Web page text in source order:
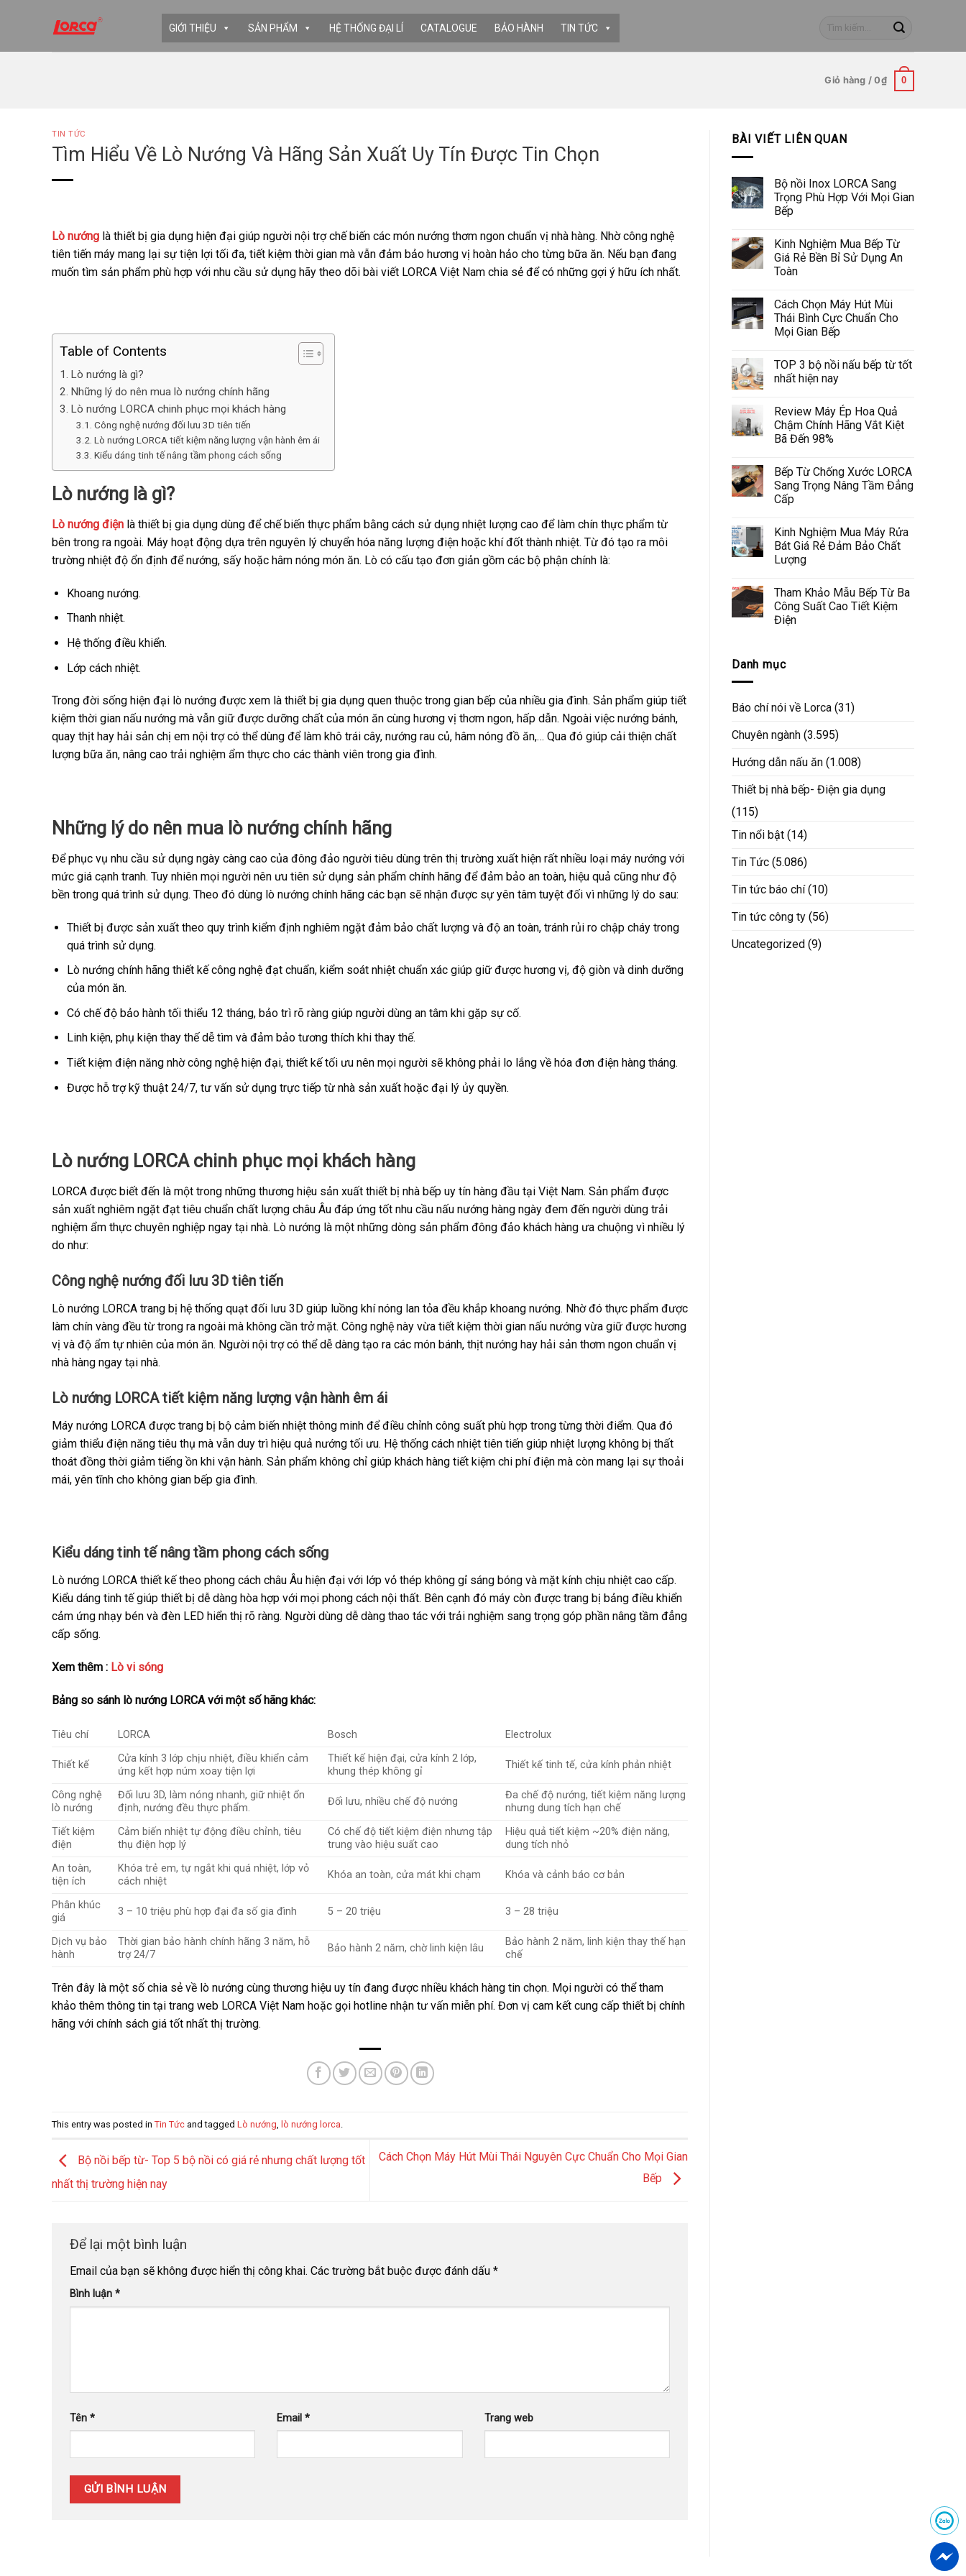
GIỚI THIỆU SẢN PHẨM HỆ THỐNG ĐẠI LÍ CATALOGUE BẢO HÀNH TIN TỨC
Tìm
Giỏ hàng /0₫ 0
TIN TỨC
Tìm Hiểu Về Lò Nướng Và Hãng Sản Xuất Uy Tín Được Tin Chọn
Lò nướng là thiết bị gia dụng hiện đại giúp người nội trợ chế biến các món nướng thơm ngon chuẩn vị nhà hàng. Nhờ công nghệ
tiên tiến máy mang lại sự tiện lợi tối đa, tiết kiệm thời gian mà vẫn đảm bảo hương vị hoàn hảo cho từng bữa ăn. Nếu bạn đang
muốn tìm sản phẩm phù hợp với nhu cầu sử dụng hãy theo dõi bài viết LORCA Việt Nam chia sẻ để có những gợi ý hữu ích nhất.
Table of Contents
Lò nướng là gì?
Những lý do nên mua lò nướng chính hãng
Lò nướng LORCA chinh phục mọi khách hàng
Công nghệ nướng đối lưu 3D tiên tiến
Lò nướng LORCA tiết kiệm năng lượng vận hành êm ái
Kiểu dáng tinh tế nâng tầm phong cách sống
Lò nướng là gì?
Lò nướng điện là thiết bị gia dụng dùng để chế biến thực phẩm bằng cách sử dụng nhiệt lượng cao để làm chín thực phẩm từ
bên trong ra ngoài. Máy hoạt động dựa trên nguyên lý chuyển hóa năng lượng điện hoặc khí đốt thành nhiệt. Từ đó tạo ra môi
trường nhiệt độ ổn định để nướng, sấy hoặc hâm nóng món ăn. Lò có cấu tạo đơn giản gồm các bộ phận chính là:
Khoang nướng.
Thanh nhiệt.
Hệ thống điều khiển.
Lớp cách nhiệt.
Trong đời sống hiện đại lò nướng được xem là thiết bị gia dụng quen thuộc trong gian bếp của nhiều gia đình. Sản phẩm giúp tiết
kiệm thời gian nấu nướng mà vẫn giữ được dưỡng chất của món ăn cùng hương vị thơm ngon, hấp dẫn. Ngoài việc nướng bánh,
quay thịt hay hải sản chị em nội trợ có thể dùng để làm khô trái cây, nướng rau củ, hâm nóng đồ ăn,… Qua đó giúp cải thiện chất
lượng bữa ăn, nâng cao trải nghiệm ẩm thực cho các thành viên trong gia đình.
Những lý do nên mua lò nướng chính hãng
Để phục vụ nhu cầu sử dụng ngày càng cao của đông đảo người tiêu dùng trên thị trường xuất hiện rất nhiều loại máy nướng với
mức giá cạnh tranh. Tuy nhiên mọi người nên ưu tiên sử dụng sản phẩm chính hãng để đảm bảo an toàn, hiệu quả cũng như độ
bền trong quá trình sử dụng. Theo đó dùng lò nướng chính hãng các bạn sẽ nhận được sự yên tâm tuyệt đối vì những lý do sau:
Thiết bị được sản xuất theo quy trình kiểm định nghiêm ngặt đảm bảo chất lượng và độ an toàn, tránh rủi ro chập cháy trong
quá trình sử dụng.
Lò nướng chính hãng thiết kế công nghệ đạt chuẩn, kiểm soát nhiệt chuẩn xác giúp giữ được hương vị, độ giòn và dinh dưỡng
của món ăn.
Có chế độ bảo hành tối thiểu 12 tháng, bảo trì rõ ràng giúp người dùng an tâm khi gặp sự cố.
Linh kiện, phụ kiện thay thế dễ tìm và đảm bảo tương thích khi thay thế.
Tiết kiệm điện năng nhờ công nghệ hiện đại, thiết kế tối ưu nên mọi người sẽ không phải lo lắng về hóa đơn điện hàng tháng.
Được hỗ trợ kỹ thuật 24/7, tư vấn sử dụng trực tiếp từ nhà sản xuất hoặc đại lý ủy quyền.
Lò nướng LORCA chinh phục mọi khách hàng
LORCA được biết đến là một trong những thương hiệu sản xuất thiết bị nhà bếp uy tín hàng đầu tại Việt Nam. Sản phẩm được
sản xuất nghiêm ngặt đạt tiêu chuẩn chất lượng châu Âu đáp ứng tốt nhu cầu nấu nướng hàng ngày đem đến người dùng trải
nghiệm ẩm thực chuyên nghiệp ngay tại nhà. Lò nướng là một những dòng sản phẩm đông đảo khách hàng ưa chuộng vì nhiều lý
do như:
Công nghệ nướng đối lưu 3D tiên tiến
Lò nướng LORCA trang bị hệ thống quạt đối lưu 3D giúp luồng khí nóng lan tỏa đều khắp khoang nướng. Nhờ đó thực phẩm được
làm chín vàng đều từ trong ra ngoài mà không cần trở mặt. Công nghệ này vừa tiết kiệm thời gian nấu nướng vừa giữ được hương
vị và độ ẩm tự nhiên của món ăn. Người nội trợ có thể dễ dàng tạo ra các món bánh, thịt nướng hay hải sản thơm ngon chuẩn vị
nhà hàng ngay tại nhà.
Lò nướng LORCA tiết kiệm năng lượng vận hành êm ái
Máy nướng LORCA được trang bị bộ cảm biến nhiệt thông minh để điều chỉnh công suất phù hợp trong từng thời điểm. Qua đó
giảm thiểu điện năng tiêu thụ mà vẫn duy trì hiệu quả nướng tối ưu. Hệ thống cách nhiệt tiên tiến giúp nhiệt lượng không bị thất
thoát đồng thời giảm tiếng ồn khi vận hành. Sản phẩm không chỉ giúp khách hàng tiết kiệm chi phí điện mà còn mang lại sự thoải
mái, yên tĩnh cho không gian bếp gia đình.
Kiểu dáng tinh tế nâng tầm phong cách sống
Lò nướng LORCA thiết kế theo phong cách châu Âu hiện đại với lớp vỏ thép không gỉ sáng bóng và mặt kính chịu nhiệt cao cấp.
Kiểu dáng tinh tế giúp thiết bị dễ dàng hòa hợp với mọi phong cách nội thất. Bên cạnh đó máy còn được trang bị bảng điều khiển
cảm ứng nhạy bén và đèn LED hiển thị rõ ràng. Người dùng dễ dàng thao tác với trải nghiệm sang trọng góp phần nâng tầm đẳng
cấp sống.
Xem thêm : Lò vi sóng
Bảng so sánh lò nướng LORCA với một số hãng khác:
Tiêu chí LORCA Bosch Electrolux
Thiết kế
Cửa kính 3 lớp chịu nhiệt, điều khiển cảm
ứng kết hợp núm xoay tiện lợi
Thiết kế hiện đại, cửa kính 2 lớp,
khung thép không gỉ
Thiết kế tinh tế, cửa kính phản nhiệt
Công nghệ
lò nướng
Đối lưu 3D, làm nóng nhanh, giữ nhiệt ổn
định, nướng đều thực phẩm.
Đối lưu, nhiều chế độ nướng
Đa chế độ nướng, tiết kiệm năng lượng
nhưng dung tích hạn chế
Tiết kiệm
điện
Cảm biến nhiệt tự động điều chỉnh, tiêu
thụ điện hợp lý
Có chế độ tiết kiệm điện nhưng tập
trung vào hiệu suất cao
Hiệu quả tiết kiệm ~20% điện năng,
dung tích nhỏ
An toàn,
tiện ích
Khóa trẻ em, tự ngắt khi quá nhiệt, lớp vỏ
cách nhiệt
Khóa an toàn, cửa mát khi chạm Khóa và cảnh báo cơ bản
Phân khúc
giá
3 – 10 triệu phù hợp đại đa số gia đình 5 – 20 triệu 3 – 28 triệu
Dịch vụ bảo
hành
Thời gian bảo hành chính hãng 3 năm, hỗ
trợ 24/7
Bảo hành 2 năm, chờ linh kiện lâu
Bảo hành 2 năm, linh kiện thay thế hạn
chế
Trên đây là một số chia sẻ về lò nướng cùng thương hiệu uy tín đang được nhiều khách hàng tin chọn. Mọi người có thể tham
khảo thêm thông tin tại trang web LORCA Việt Nam hoặc gọi hotline nhận tư vấn miễn phí. Đơn vị cam kết cung cấp thiết bị chính
hãng với chính sách giá tốt nhất thị trường.
This entry was posted in Tin Tức and tagged Lò nướng lò nướng lorca
Bộ nồi bếp từ- Top 5 bộ nồi có giá rẻ nhưng chất lượng tốt
nhất thị trường hiện nay
Cách Chọn Máy Hút Mùi Thái Nguyên Cực Chuẩn Cho Mọi Gian
Bếp
Để lại một bình luận
Email của bạn sẽ không được hiển thị công khai. Các trường bắt buộc được đánh dấu *
Bình luận *
Tên * Email* Trang web
BÀI VIẾT LIÊN QUAN
Bộ nồi Inox LORCA Sang
Trọng Phù Hợp Với Mọi Gian
Bếp
Kinh Nghiệm Mua Bếp Từ
Giá Rẻ Bền Bỉ Sử Dụng An
Toàn
Cách Chọn Máy Hút Mùi
Thái Bình Cực Chuẩn Cho
Mọi Gian Bếp
TOP 3 bộ nồi nấu bếp từ tốt
nhất hiện nay
Review Máy Ép Hoa Quả
Chậm Chính Hãng Vắt Kiệt
Bã Đến 98%
Bếp Từ Chống Xước LORCA
Sang Trọng Nâng Tầm Đẳng
Cấp
Kinh Nghiệm Mua Máy Rửa
Bát Giá Rẻ Đảm Bảo Chất
Lượng
Tham Khảo Mẫu Bếp Từ Ba
Công Suất Cao Tiết Kiệm
Điện
Danh mục
Báo chí nói về Lorca (31)
Chuyên ngành (3.595)
Hướng dẫn nấu ăn (1.008)
Thiết bị nhà bếp- Điện gia dụng
(115)
Tin nổi bật (14)
Tin Tức (5.086)
Tin tức báo chí(10)
Tin tức công ty (56)
Uncategorized (9)